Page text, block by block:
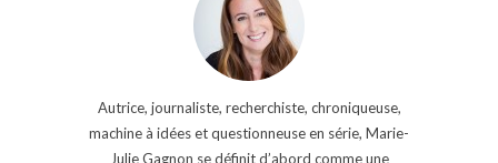
Autrice, journaliste, recherchiste, chroniqueuse,
machine à idées et questionneuse en série, Marie-
Julie Gagnon se définit d’abord comme une